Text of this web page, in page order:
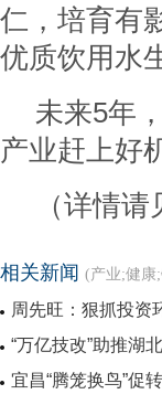
仁，培育有
优质饮用水
未来5年
产业赶上好
（详情
相关新闻 (产业;健康
周先旺：狠抓投资
“万亿技改”助推湖
宜昌“腾笼换鸟”促